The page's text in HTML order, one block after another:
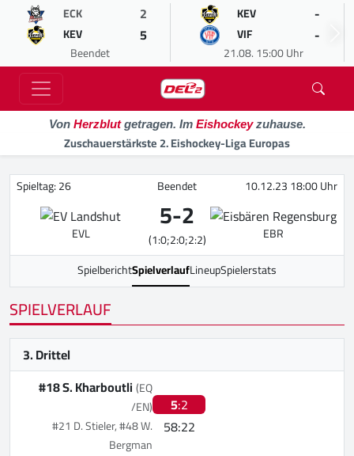
ECK 2
KEV 5
Beendet
KEV -
VIF -
21.08. 15:00 Uhr
Von Herzblutgetragen. Im Eishockeyzuhause.
Zuschauerstärkste 2. Eishockey-Liga Europas
Spieltag: 26 Beendet 10.12.23 18:00 Uhr
EVL 5-2
(1:0;2:0;2:2)
EBR
SpielberichtSpielverlaufLineupSpielerstats
SPIELVERLAUF
3. Drittel
5:2
58:22
#18 S. Kharboutli(EQ
/EN)
#21 D. Stieler, #48 W.
Bergman